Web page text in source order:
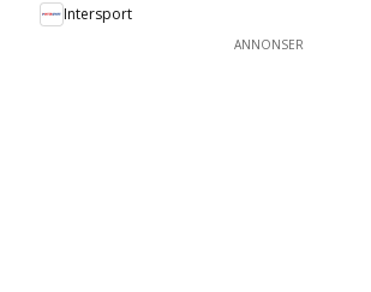
Intersport
ANNONSER